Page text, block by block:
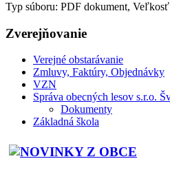
Typ súboru: PDF dokument,
Zverejňovanie
Verejné obstarávanie
Zmluvy, Faktúry, Objednávky
VZN
Správa obecných lesov s.r.o.
Dokumenty
Základná škola